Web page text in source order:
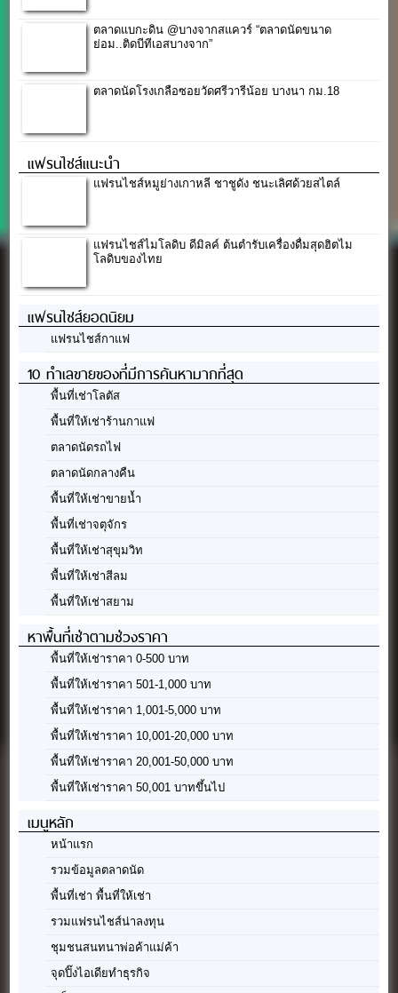
ตลาดแบกะดิน @บางจากสแควร์ “ตลาดนัดขนาด
ย่อม..ติดบีทีเอสบางจาก”
ตลาดนัดโรงเกลือซอยวัดศรีวารีน้อย บางนา กม.18
แฟรนไชส์แนะนำ
แฟรนไชส์หมูย่างเกาหลี ชาชูดัง ชนะเลิศด้วยสไตล์
แฟรนไชส์ไมโลดิบ ดีมิลค์ ต้นตำรับเครื่องดื่มสุดฮิตไม
โลดิบของไทย
แฟรนไชส์ยอดนิยม
แฟรนไชส์กาแฟ
10 ทำเลขายของที่มีการค้นหามากที่สุด
พื้นที่เช่าโลตัส
พื้นที่ให้เช่าร้านกาแฟ
ตลาดนัดรถไฟ
ตลาดนัดกลางคืน
พื้นที่ให้เช่าขายน้ำ
พื้นที่เช่าจตุจักร
พื้นที่ให้เช่าสุขุมวิท
พื้นที่ให้เช่าสีลม
พื้นที่ให้เช่าสยาม
หาพื้นที่เช่าตามช่วงราคา
พื้นที่ให้เช่าราคา 0-500 บาท
พื้นที่ให้เช่าราคา 501-1,000 บาท
พื้นที่ให้เช่าราคา 1,001-5,000 บาท
พื้นที่ให้เช่าราคา 10,001-20,000 บาท
พื้นที่ให้เช่าราคา 20,001-50,000 บาท
พื้นที่ให้เช่าราคา 50,001 บาทขึ้นไป
เมนูหลัก
หน้าแรก
รวมข้อมูลตลาดนัด
พื้นที่เช่า พื้นที่ให้เช่า
รวมแฟรนไชส์น่าลงทุน
ชุมชนสนทนาพ่อค้าแม่ค้า
จุดปิ๊งไอเดียทำธุรกิจ